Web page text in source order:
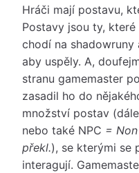
Hráči mají postavu,
Postavy jsou ty,
chodí na
aby uspěly. A,
stranu gamemaster
zasadil ho do
množství postav
nebo také NPC =
překl.), se kterými se
interagují.